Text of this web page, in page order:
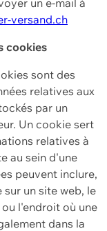
versand.ch
cookies
sont des
relatives aux
par un
Un cookie sert
relatives à
au sein d'une
peuvent inclure,
un site web, le
l'endroit où une
dans la